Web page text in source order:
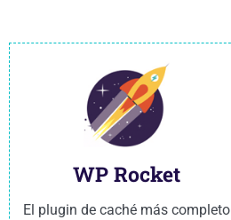
WP Rocket
El plugin de caché más completo